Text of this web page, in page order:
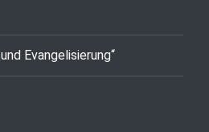
Evangelisierung“